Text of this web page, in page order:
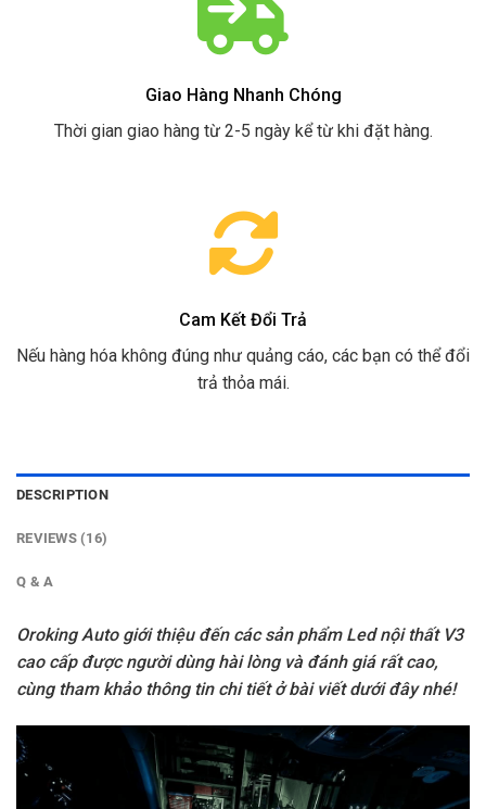
Giao Hàng Nhanh Chóng
Thời gian giao hàng từ 2-5 ngày kể từ khi đặt hàng.
Cam Kết Đổi Trả
Nếu hàng hóa không đúng như quảng cáo, các bạn có thể đổi
trả thỏa mái.
DESCRIPTION
REVIEWS (16)
Q & A
Oroking Auto giới thiệu đến các sản phẩm Led nội thất V3
cao cấp được người dùng hài lòng và đánh giá rất cao,
cùng tham khảo thông tin chi tiết ở bài viết dưới đây nhé!